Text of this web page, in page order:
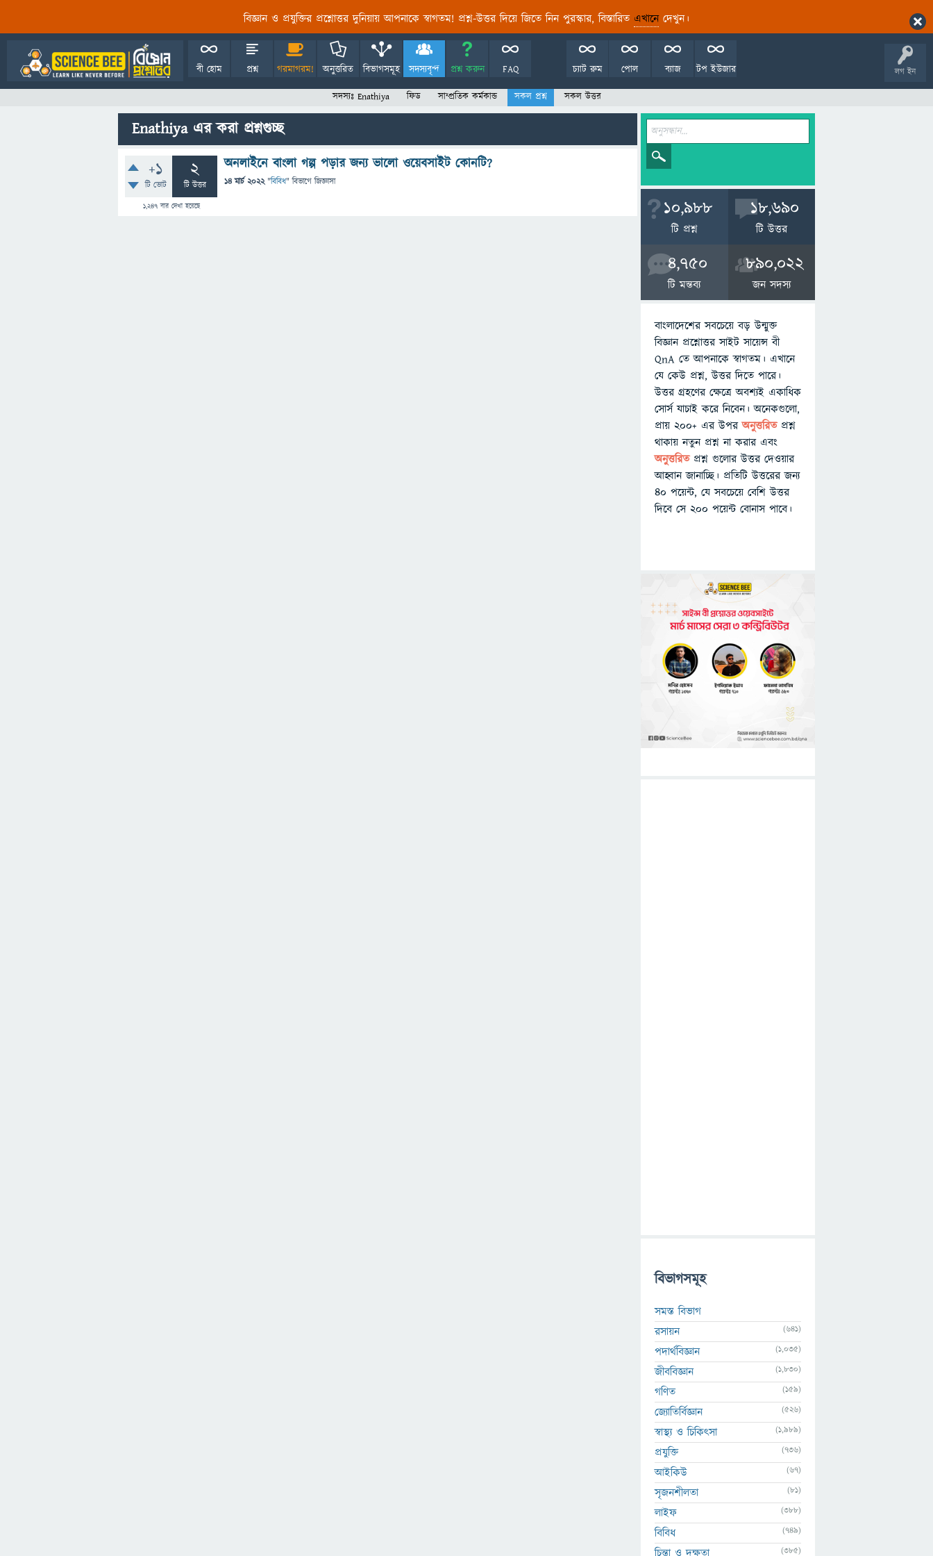
বিজ্ঞান ও প্রযুক্তির প্রশ্নোত্তর দুনিয়ায় আপনাকে স্বাগতম! প্রশ্ন-উত্তর দিয়ে জিতে নিন পুরস্কার, বিস্তারিত এখানেদেখুন।
লগ ইন
বী হোম প্রশ্ন গরমাগরম! অনুত্তরিত বিভাগসমূহ সদস্যবৃন্দ প্রশ্ন করুন FAQ টপ ইউজার
ব্যাজ
পোল
চ্যাট রুম
সদস্যঃ Enathiya ফিড সাম্প্রতিক কর্মকান্ড সকল প্রশ্ন সকল উত্তর
Enathiya এর করা প্রশ্নগুচ্ছ
+1
টি ভোট
2
টি উত্তর
1,247বার দেখা হয়েছে
অনলাইনে বাংলা গল্প পড়ার জন্য ভালো ওয়েবসাইট কোনটি?
14 মার্চ 2022 "বিবিধ" বিভাগে জিজ্ঞাসা
10,988
টি প্রশ্ন
18,690
টি উত্তর
4,750
টি মন্তব্য
890,022
জন সদস্য
বাংলাদেশের সবচেয়ে বড় উন্মুক্ত
বিজ্ঞান প্রশ্নোত্তর সাইট সায়েন্স বী
QnA তে আপনাকে স্বাগতম। এখানে
যে কেউ প্রশ্ন, উত্তর দিতে পারে।
উত্তর গ্রহণের ক্ষেত্রে অবশ্যই একাধিক
সোর্স যাচাই করে নিবেন। অনেকগুলো,
প্রায় ২০০+ এর উপরঅনুত্তরিতপ্রশ্ন
থাকায় নতুন প্রশ্ন না করার এবং
অনুত্তরিত প্রশ্ন গুলোর উত্তর দেওয়ার
আহ্বান জানাচ্ছি। প্রতিটি উত্তরের জন্য
৪০ পয়েন্ট, যে সবচেয়ে বেশি উত্তর
দিবে সে ২০০ পয়েন্ট বোনাস পাবে।
বিভাগসমূহ
সমস্ত বিভাগ
রসায়ন
(641)
পদার্থবিজ্ঞান (1,035)
জীববিজ্ঞান (1,830)
গণিত (159)
জ্যোতির্বিজ্ঞান (526)
স্বাস্থ্য ও চিকিৎসা (1,989)
প্রযুক্তি (736)
আইকিউ (67)
সৃজনশীলতা (81)
লাইফ (388)
বিবিধ (749)
চিন্তা ও দক্ষতা (385)